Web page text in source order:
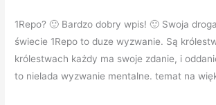
1Repo? 🙂 Bardzo dobry wpis! 🙂 Swoja
świecie 1Repo to duze wyzwanie. Są
królestwach każdy ma swoje zdanie, i
to nielada wyzwanie mentalne. temat na